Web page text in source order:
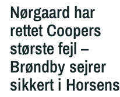
Nørgaard har
rettet Coopers
største fejl –
Brøndby sejrer
sikkert i Horsens